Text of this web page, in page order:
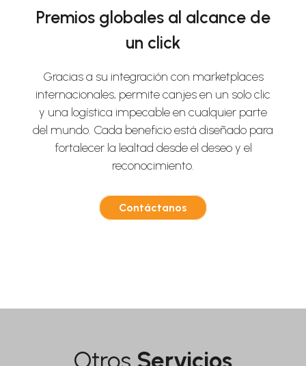
Premios globales al alcance de
un click
Gracias a su integración con marketplaces
internacionales, permite canjes en un solo clic
y una logística impecable en cualquier parte
del mundo. Cada beneficio está diseñado para
fortalecer la lealtad desde el deseo y el
reconocimiento.
Contáctanos